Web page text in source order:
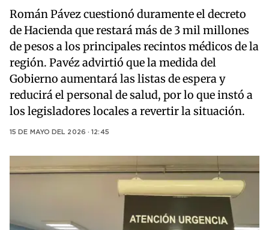
Román Pávez cuestionó duramente el decreto
de Hacienda que restará más de 3 mil millones
de pesos a los principales recintos médicos de la
región. Pavéz advirtió que la medida del
Gobierno aumentará las listas de espera y
reducirá el personal de salud, por lo que instó a
los legisladores locales a revertir la situación.
15 DE MAYO DEL 2026 · 12:45